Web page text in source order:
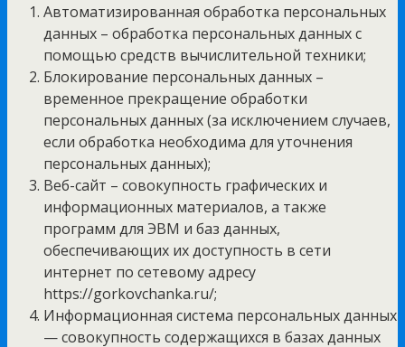
Автоматизированная обработка персональных
данных – обработка персональных данных с
помощью средств вычислительной техники;
Блокирование персональных данных –
временное прекращение обработки
персональных данных (за исключением случаев,
если обработка необходима для уточнения
персональных данных);
Веб-сайт – совокупность графических и
информационных материалов, а также
программ для ЭВМ и баз данных,
обеспечивающих их доступность в сети
интернет по сетевому адресу
https://gorkovchanka.ru/;
Информационная система персональных данных
— совокупность содержащихся в базах данных